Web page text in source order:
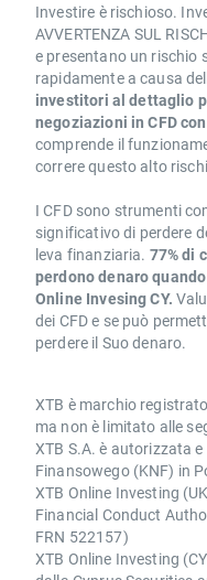
Investire è rischioso.
AVVERTENZA SUL
e presentano un rischio
rapidamente a causa
investitori al dettaglio
negoziazioni in CFD
comprende il
correre questo alto
I CFD sono strumenti
significativo di perdere
leva finanziaria. 77% di
perdono denaro
Online Invesing CY.
dei CFD e se può
perdere il Suo denaro.
XTB è marchio
ma non è limitato alle
XTB S.A. è autorizzata
Finansowego (KNF) in
XTB Online Investing
Financial Conduct
FRN 522157)
XTB Online Investing